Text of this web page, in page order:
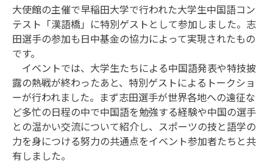
大使館の主催で早稲田大学で行われた大学生中国語コン
テスト「漢語橋」に特別ゲストとして参加しました。志
田選手の参加も日中基金の協力によって実現されたもの
です。
イベントでは、大学生たちによる中国語発表や特技披
露の熱戦が終わったあと、特別ゲストによるトークショ
ーが行われました。まず志田選手が世界各地への遠征な
ど多忙の日程の中で中国語を勉強する経験や中国の選手
との温かい交流について紹介し、スポーツの技と語学の
力を身につける努力の共通点をイベント参加者たちと共
有しました。